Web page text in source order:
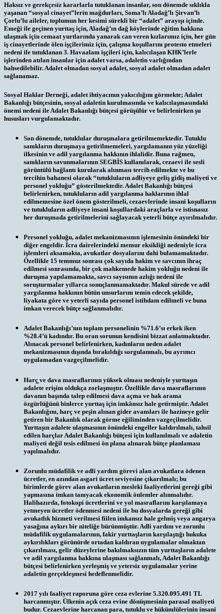
Haksız ve gerekçesiz kararlarla tutuklanan insanlar, son dönemde sıklıkla
yaşanan “sosyal cinayet”lerin mağdurları, Soma’lı Aladağ’lı Şirvan’lı
Çorlu’lu aileler, toplumun her kesimi sürekli bir “adalet” arayışı içinde.
Emeği ile geçinen yurttaş için, Aladağ’ın dağ köylerinde eğitim hakkına
ulaşmak için cemaat yurtlarında yanarak can veren kızlarımız için, her gün
iş cinayetlerinde ölen işçilerimiz için, çalışma koşullarını protesto etmeleri
nedeni ile tutuklanan 3. Havaalanı işçileri için, kalıcılaşan KHK’lerle
işlerinden atılan insanlar için adalet varsa, adaletin varlığından
bahsedilebilir. Adalet olmadan sosyal adalet, sosyal adalet olmadan adalet
sağlanamaz.
Sosyal Haklar Derneği, adalet ihtiyacının yakıcılığını görmekte; Adalet
Bakanlığı bütçesinin, sosyal adaletin kurulmasında ve kalıcılaşmasındaki
önemi nedeni ile Adalet Bakanlığı bütçesi görüşülür ve belirlenirken şu
hususları vurgulamaktadır.
Son dönemde, tutuklular duruşmalara getirilmemektedir. Tutuklu
sanıkların duruşmaya getirilmemeleri, yargılamanın yüz yüzeliği
ilkesinin ve adil yargılanma hakkının ihlalidir. Buna rağmen,
sanıkların savunmalarının SEGBİS kullanılarak, cezaevi ile sesli
görüntülü bağlantı kurularak alınması tercih edilmekte ve bu
tercihin bahanesi olarak “tutukluların adliyeye geliş gidiş maliyeti ve
personel yokluğu” gösterilmektedir. Adalet Bakanlığı bütçesi
belirlenirken, tutukluların adil yargılanma haklarının ihlal
edilmemesine özel önem gösterilmeli, cezaevlerinde insani koşulların
ve tutukluların adliyeye insani koşullardaki araçlarla ve istisnasız
her duruşmada getirilmelerini sağlayacak yeterli bütçe ayırılmalıdır.
Personel yokluğu, adalet mekanizmasının işlemesinin önündeki bir
diğer engeldir. İcra dairelerindeki memur eksikliği nedeniyle icra
işlemleri aksamakta, avukatlar dosyalarını dahi bulamamaktadır.
Özellikle 15 temmuz sonrası çok sayıda hakim ve savcının ihraç
edilmesi sonrasında, bir çok mahkemede hakim yokluğu nedeni ile
duruşma yapılamamakta, savcı sayısının azlığı nedeni ile
soruşturmalar yıllarca sonuçlanmamaktadır. Makul sürede ve adil
yargılanma hakkının bütün unsurlarını temin edecek şekilde,
liyakata göre ve yeterli sayıda personel istihdam edilmeli ve buna
imkan verecek bütçe sağlanmalıdır.
Adalet Bakanlığı’nın toplam personelinin %71.6’sı erkek iken
%28.4’ü kadındır. Bu oran sorunun kendisini bizzat anlatmaktadır.
Alınacak personel belirlenirken, kadınların neden adalet
mekanizmasının dışında bırakıldığı sorgulanmalı, bu ayrımcı
uygulamadan vazgeçilmelidir.
Harç̧ ve dava masraflarının yüksek olması nedeniyle yurttaşın
adalete erişim oldukça zorlaşmıştır. Özellikle dava masraflarının
davanın başında talep edilmesi dava açma ve hak arama
özgürlüğünü binlerce yurttaş için imkânsız hale getirmiştir. Adalet
Bakanlığını, harç ve peşin alınan gider avansları ile hazineye gelir
getiren bir Bakanlık olarak görme eğiliminden vazgeçilmelidir.
Yurttaşın adalete ulaşmasının önündeki engeller kaldırılmalı, tahsil
edilen harçlar Adalet Bakanlığı bütçesi için kullanılmalı ve adaletin
maliyeti değil tesis edilmesi ön plana alınarak bütçe planlaması
yapılmalıdır.
Zorunlu müdafilik ve adli yardım görevi alan avukatlara ödenen
ücretler, en azından asgari ücret seviyesine çıkarılmalı; bu
birimlerde görev alan avukatların mesleki faaliyetlerini gereği gibi
yapmasına imkan tanıyacak ekonomik önlemler alınmalıdır.
Halihazırda, fotokopi ücretlerini ve yol masraflarını karşılamaya
yetmeyen ücretler ödenmesi nedeni ile bu dosyalarda gereği gibi
avukatlık hizmeti verilmesi fiilen imkansız hale gelmiş veya angarya
yasağına aykırı bir niteliğe bürünmüştür. Adli yardım ve zorunlu
müdafilik uygulamalarının, fakir yurttaşların karşılaştığı hukuka
aykırılıkları görünürde ortadan kaldıran uygulamalar olmaktan
çıkarılması, gelir düzeylerine bakılmaksızın tüm yurttaşların adalete
ve adil yargılanma hakkına ulaşması sağlanmalı, Adalet Bakanlığı
bütçesi belirlenirken yerleşmiş ve yetersiz uygulamalar yerine
adaletin gerçekleşmesi hedeflenmelidir.
2017 yılı faaliyet raporuna göre ceza evlerine 5.320.095.491 TL
harcanmıştır. Ülkenin açık ceza evine dönüşmesinin parasal maliyeti
budur. Cezaevlerine harcanan para, tutuklu ve hükümlülerinin insani